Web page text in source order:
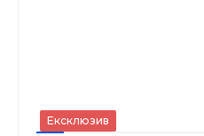
Ексклюзив